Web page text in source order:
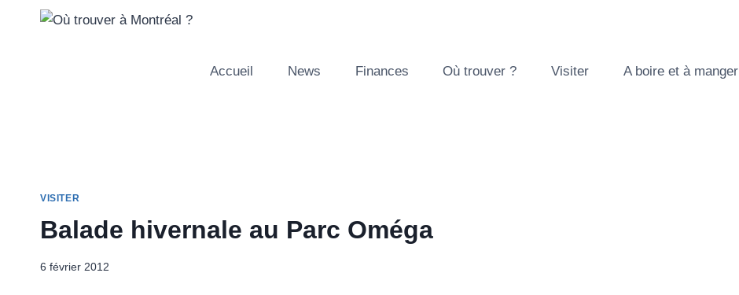
Accueil
News Finances Où trouver ? Visiter A boire et à manger
VISITER
Balade hivernale au Parc Oméga
6 février 2012